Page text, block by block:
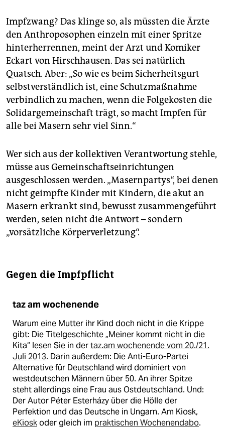
Impfzwang? Das klinge so, als müssten die Ärzte
den Anthroposophen einzeln mit einer Spritze
hinterherrennen, meint der Arzt und Komiker
Eckart von Hirschhausen. Das sei natürlich
Quatsch. Aber: „So wie es beim Sicherheitsgurt
selbstverständlich ist, eine Schutzmaßnahme
verbindlich zu machen, wenn die Folgekosten die
Solidargemeinschaft trägt, so macht Impfen für
alle bei Masern sehr viel Sinn.“
Wer sich aus der kollektiven Verantwortung stehle,
müsse aus Gemeinschaftseinrichtungen
ausgeschlossen werden. „Masernpartys“, bei denen
nicht geimpfte Kinder mit Kindern, die akut an
Masern erkrankt sind, bewusst zusammengeführt
werden, seien nicht die Antwort – sondern
„vorsätzliche Körperverletzung“.
Gegen die Impfpflicht
taz am wochenende
Warum eine Mutter ihr Kind doch nicht in die Krippe
gibt: Die Titelgeschichte „Meiner kommt nicht in die
Kita“ lesen Sie in dertaz.am wochenende vom 20./21.
Juli 2013. Darin außerdem: Die Anti-Euro-Partei
Alternative für Deutschland wird dominiert von
westdeutschen Männern über 50. An ihrer Spitze
steht allerdings eine Frau aus Ostdeutschland. Und:
Der Autor Péter Esterházy über die Hölle der
Perfektion und das Deutsche in Ungarn. Am Kiosk,
eKioskoder gleich im praktischen Wochenendabo.